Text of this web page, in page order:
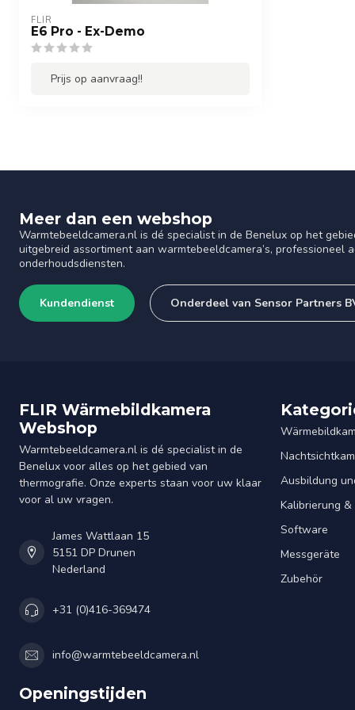
FLIR
E6 Pro - Ex-Demo
Prijs op aanvraag!!
Meer dan een webshop
Warmtebeeldcamera.nl is dé specialist in de Benelux op het
uitgebreid assortiment aan warmtebeeldcamera’s, professioneel
onderhoudsdiensten.
Kundendienst Onderdeel van Sensor Partners
FLIR Wärmebildkamera
Webshop
Warmtebeeldcamera.nl is dé specialist in de
Benelux voor alles op het gebied van
thermografie. Onze experts staan voor uw klaar
voor al uw vragen.
James Wattlaan 15
5151 DP Drunen
Nederland
+31 (0)416-369474
info@warmtebeeldcamera.nl
Openingstijden
Ausbildung
Kalibrierung
Software
Messgeräte
Zubehör